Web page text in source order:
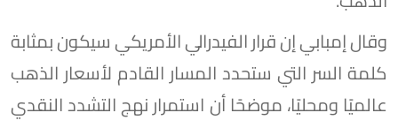
وقال إمبابي إن قرار الفيدرالي الأمريكي سيكون بمثابة
كلمة السر التي ستحدد المسار القادم لأسعار الذهب
عالميًا ومحليًا، موضحًا أن استمرار نهج التشدد النقدي